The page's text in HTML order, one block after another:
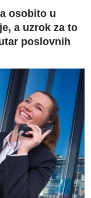
osobito u
a uzrok za to
poslovnih